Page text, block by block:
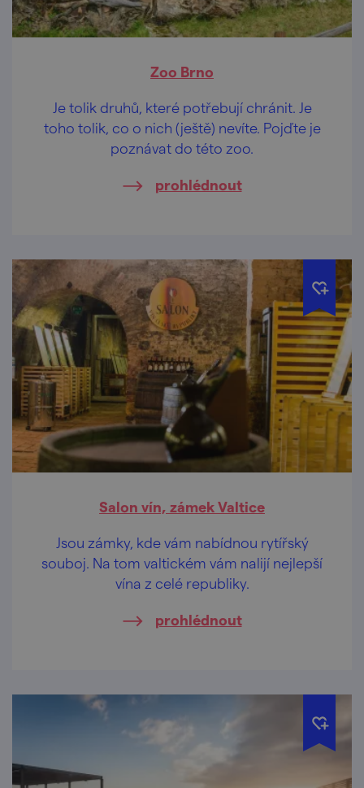
Zoo Brno
Je tolik druhů, které potřebují chránit. Je
toho tolik, co o nich (ještě) nevíte. Pojďte je
poznávat do této zoo.
prohlédnout
Salon vín, zámek Valtice
Jsou zámky, kde vám nabídnou rytířský
souboj. Na tom valtickém vám nalijí nejlepší
vína z celé republiky.
prohlédnout